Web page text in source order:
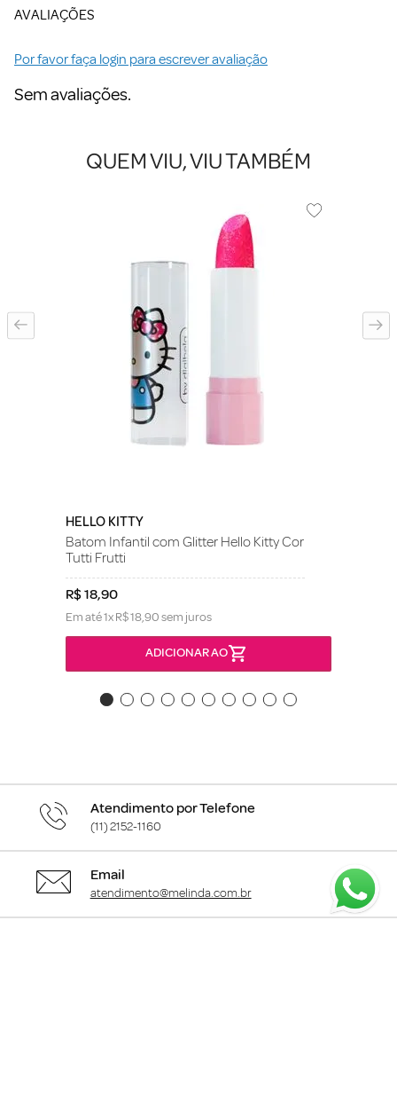
AVALIAÇÕES
Por favor faça login para escrever avaliação
Sem avaliações.
QUEM VIU, VIU TAMBÉM
HELLO KITTY
Batom Infantil com Glitter Hello Kitty Cor
Tutti Frutti
R$18,90
Em até1xR$18,90sem juros
ADICIONAR AO
Atendimento por Telefone
(11) 2152-1160
Email
atendimento@melinda.com.br